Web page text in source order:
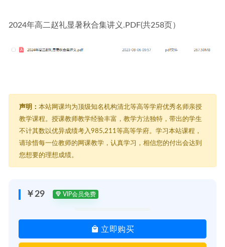
2024年高二赵礼显暑秋合集讲义.PDF(共258页）
声明： 本站网课均为顶级知名机构清北等高等学府优秀名师亲授
教学课程。授课教师教学经验丰富，教学方法独特，带出的学生
不计其数以优异成绩考入985,211等高等学府。学习本站课程，
请珍惜每一位教师的网课教学，认真学习，相信您的付出会达到
您想要的理想成绩。
￥29 VIP会员免费
立即购买